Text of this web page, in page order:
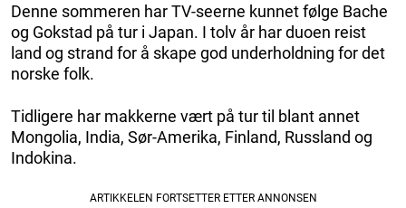
Denne sommeren har TV-seerne kunnet følge Bache
og Gokstad på tur i Japan. I tolv år har duoen reist
land og strand for å skape god underholdning for det
norske folk.
Tidligere har makkerne vært på tur til blant annet
Mongolia, India, Sør-Amerika, Finland, Russland og
Indokina.